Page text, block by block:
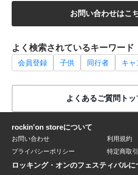
お問い合わせはこ
よく検索されているキーワード
会員登録 子供 同行者 キャ
よくあるご質問トッ
rockin'on storeについて
お問い合わせ
利用規約
プライバシーポリシー
特定商取
ロッキング・オンのフェスティバルに